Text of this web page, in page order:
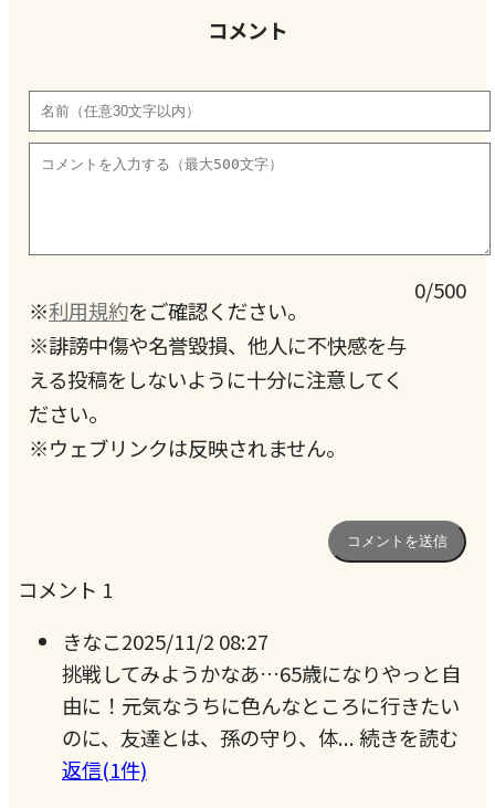
コメント
※利用規約をご確認ください。
※誹謗中傷や名誉毀損、他人に不快感を与
える投稿をしないように十分に注意してく
ださい。
※ウェブリンクは反映されません。
0/500
コメント 1
きなこ2025/11/2 08:27
挑戦してみようかなあ…65歳になりやっと自
由に！元気なうちに色んなところに行きたい
のに、友達とは、孫の守り、体...続きを読む
返信(1件)